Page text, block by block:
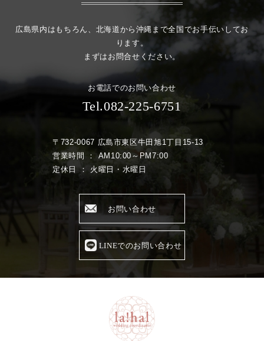
広島県内はもちろん、北海道から沖縄まで全国でお手伝いしてお
ります。
まずはお問合せください。
お電話でのお問い合わせ
Tel.082-225-6751
〒732-0067 広島市東区牛田旭1丁目15-13
営業時間 ： AM10:00～PM7:00
定休日 ： 火曜日・水曜日
お問い合わせ
LINEでのお問い合わせ